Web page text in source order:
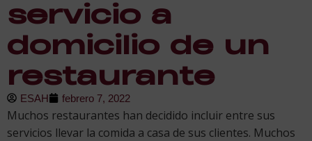
servicio a
domicilio de un
restaurante
ESAH febrero 7, 2022
Muchos restaurantes han decidido incluir entre sus
servicios llevar la comida a casa de sus clientes. Muchos